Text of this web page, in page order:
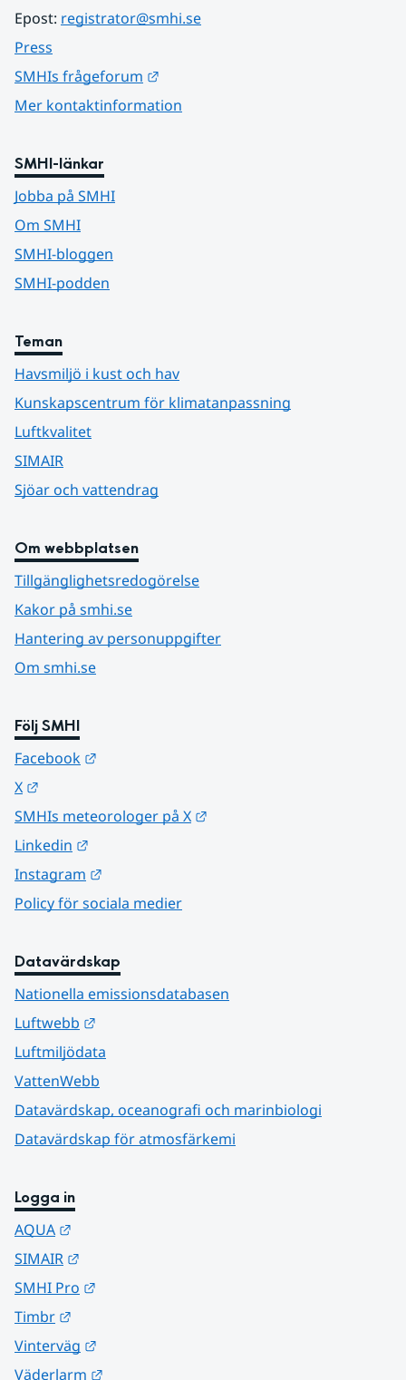
Epost: registrator@smhi.se
Press
SMHIs frågeforum
Mer kontaktinformation
SMHI-länkar
Jobba på SMHI
Om SMHI
SMHI-bloggen
SMHI-podden
Teman
Havsmiljö i kust och hav
Kunskapscentrum för klimatanpassning
Luftkvalitet
SIMAIR
Sjöar och vattendrag
Om webbplatsen
Tillgänglighetsredogörelse
Kakor på smhi.se
Hantering av personuppgifter
Om smhi.se
Följ SMHI
Facebook
X
SMHIs meteorologer på X
Linkedin
Instagram
Policy för sociala medier
Datavärdskap
Nationella emissionsdatabasen
Luftwebb
Luftmiljödata
VattenWebb
Datavärdskap, oceanografi och marinbiologi
Datavärdskap för atmosfärkemi
Logga in
AQUA
SIMAIR
SMHI Pro
Timbr
Vinterväg
Väderlarm